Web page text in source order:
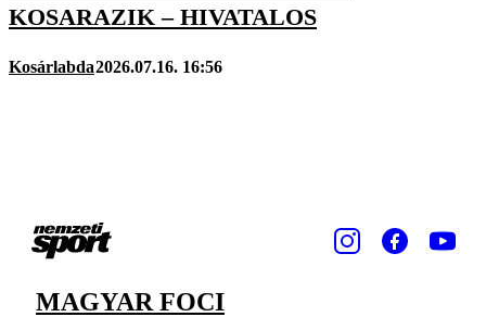
KOSARAZIK – HIVATALOS
Kosárlabda2026.07.16. 16:56
MAGYAR FOCI